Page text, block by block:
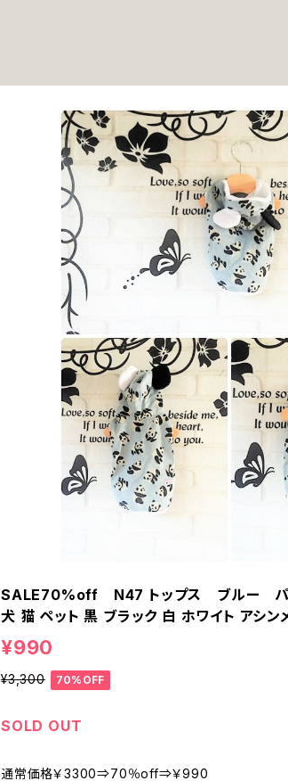
SALE70%off N47 トップス ブルー パ
犬 猫 ペット 黒 ブラック 白 ホワイト アシン
¥990
¥3,300 70%OFF
SOLD OUT
通常価格￥3300⇒70％off⇒￥990